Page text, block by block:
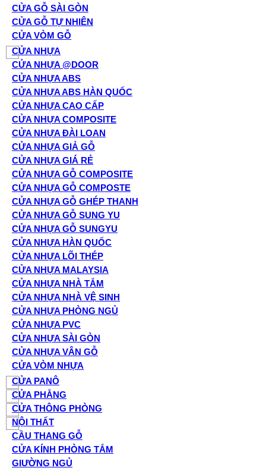
CỬA GỖ SÀI GÒN
CỬA GỖ TỰ NHIÊN
CỬA VÒM GỖ
CỬA NHỰA
CỬA NHỰA @DOOR
CỬA NHỰA ABS
CỬA NHỰA ABS HÀN QUỐC
CỬA NHỰA CAO CẤP
CỬA NHỰA COMPOSITE
CỬA NHỰA ĐÀI LOAN
CỬA NHỰA GIẢ GỖ
CỬA NHỰA GIÁ RẺ
CỬA NHỰA GỖ COMPOSITE
CỬA NHỰA GỖ COMPOSTE
CỬA NHỰA GỖ GHÉP THANH
CỬA NHỰA GỖ SUNG YU
CỬA NHỰA GỖ SUNGYU
CỬA NHỰA HÀN QUỐC
CỬA NHỰA LÕI THÉP
CỬA NHỰA MALAYSIA
CỬA NHỰA NHÀ TẮM
CỬA NHỰA NHÀ VỆ SINH
CỬA NHỰA PHÒNG NGỦ
CỬA NHỰA PVC
CỬA NHỰA SÀI GÒN
CỬA NHỰA VÂN GỖ
CỬA VÒM NHỰA
CỬA PANÔ
CỬA PHẲNG
CỬA THÔNG PHÒNG
NỘI THẤT
CẦU THANG GỖ
CỬA KÍNH PHÒNG TẮM
GIƯỜNG NGỦ